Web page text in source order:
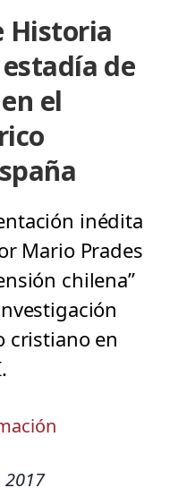
Historia
de
el
inédita
Mario Prades
chilena”
cristiano en
2017